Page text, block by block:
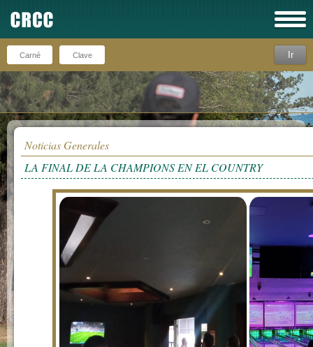
Recuérdeme
Ir
Noticias Generales
LA FINAL DE LA CHAMPIONS EN EL COUNTRY